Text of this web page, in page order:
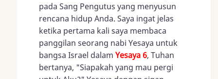
pada Sang Pengutus yang menyusun
rencana hidup Anda. Saya ingat jelas
ketika pertama kali saya membaca
panggilan seorang nabi Yesaya untuk
bangsa Israel dalam Yesaya 6, Tuhan
bertanya, "Siapakah yang mau pergi